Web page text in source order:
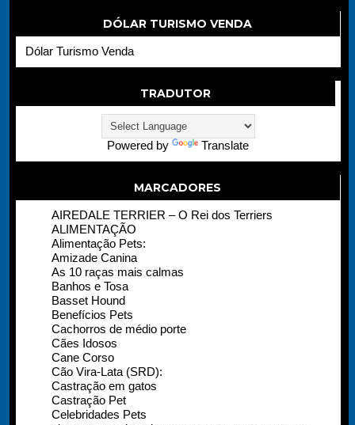
DÓLAR TURISMO VENDA
Dólar Turismo Venda
TRADUTOR
Powered by Translate
MARCADORES
AIREDALE TERRIER – O Rei dos Terriers
ALIMENTAÇÃO
Alimentação Pets:
Amizade Canina
As 10 raças mais calmas
Banhos e Tosa
Basset Hound
Benefícios Pets
Cachorros de médio porte
Cães Idosos
Cane Corso
Cão Vira-Lata (SRD):
Castração em gatos
Castração Pet
Celebridades Pets